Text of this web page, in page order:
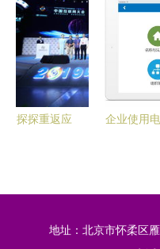
未来互联网
信息服务新
篇章
部2021年
度智能制造
示范工厂与
优秀场景双
项荣誉
探探重返应
路径
企业使用电
地址：北京市怀柔区